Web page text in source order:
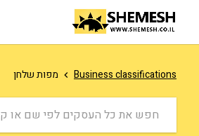
Business classifications מפות שלחן
חפש את כל העסקים לפי שם או